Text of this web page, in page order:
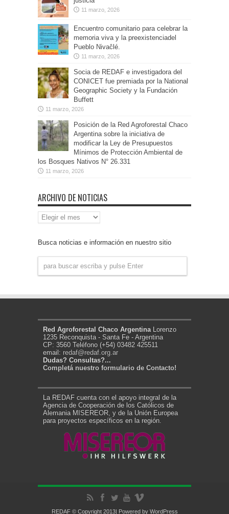
11 marzo, 2026
Encuentro comunitario para celebrar la
memoria viva y la preexistenciadel
Pueblo Nivaĉlé.
11 marzo, 2026
Socia de REDAF e investigadora del
CONICET fue premiada por la National
Geographic Society y la Fundación
Buffett
11 marzo, 2026
Posición de la Red Agroforestal Chaco
Argentina sobre la iniciativa de
modificar la Ley de Presupuestos
Mínimos de Protección Ambiental de
los Bosques Nativos N° 26.331
11 marzo, 2026
ARCHIVO DE NOTICIAS
Archivo
de
Busca noticias e información en nuestro sitio
Red Agroforestal Chaco Argentina Lorenzo
1235 Reconquista - Santa Fe - Argentina
CP: 3560 Teléfono (+54) 03482 425511
email: redaf@redaf.org.ar
Dudas? Consultas?...
Completá nuestro formulario de Contacto!
La REDAF cuenta con el apoyo integral de la
Agencia de Cooperación de los Católicos de
Alemania MISEREOR, y de la Unión Europea
para proyectos específicos en la región.
REDAF © Copyright 2013| Powered by WordPress